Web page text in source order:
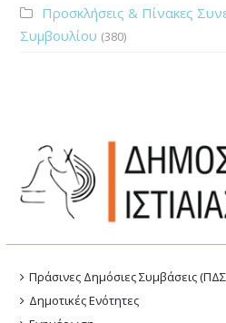
Προσκλήσεις & Πίνακες
Συμβουλίου (380)
Πράσινες Δημόσιες Συμβάσεις
Δημοτικές Ενότητες